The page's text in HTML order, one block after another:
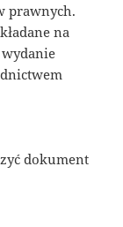
prawnych.
na
dokument